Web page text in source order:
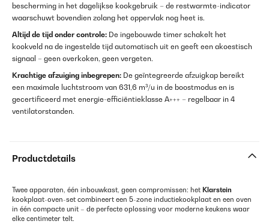
bescherming in het dagelijkse kookgebruik – de restwarmte-indicator
waarschuwt bovendien zolang het oppervlak nog heet is.
Altijd de tijd onder controle: De ingebouwde timer schakelt het
kookveld na de ingestelde tijd automatisch uit en geeft een akoestisch
signaal – geen overkoken, geen vergeten.
Krachtige afzuiging inbegrepen: De geïntegreerde afzuigkap bereikt
een maximale luchtstroom van 631,6 m³/u in de boostmodus en is
gecertificeerd met energie-efficiëntieklasse A+++ – regelbaar in 4
ventilatorstanden.
Productdetails
Twee apparaten, één inbouwkast, geen compromissen: het Klarstein
kookplaat-oven-set combineert een 5-zone inductiekookplaat en een oven
in één compacte unit – de perfecte oplossing voor moderne keukens waar
elke centimeter telt.